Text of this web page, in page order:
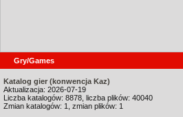
Gry/Games
Katalog gier (konwencja Kaz)
Aktualizacja: 2026-07-19
Liczba katalogów: 8878, liczba plików: 40040
Zmian katalogów: 1, zmian plików: 1